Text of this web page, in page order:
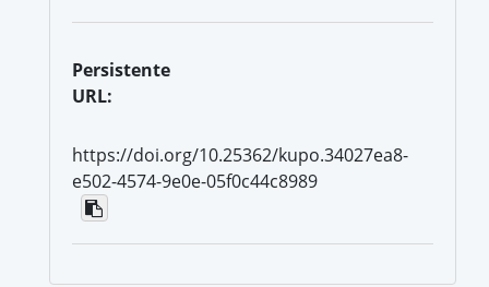
Persistente
URL:
https://doi.org/10.25362/kupo.34027ea8-
e502-4574-9e0e-05f0c44c8989